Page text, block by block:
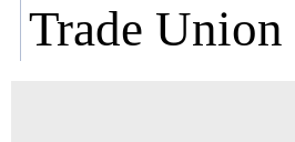
Trade Union